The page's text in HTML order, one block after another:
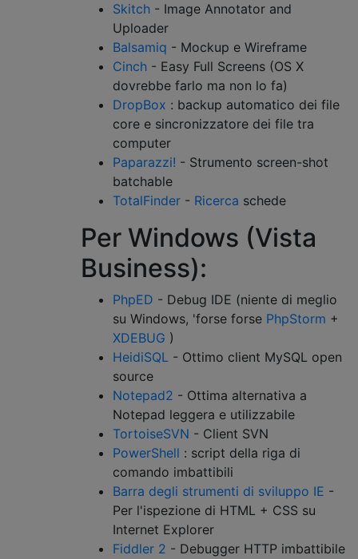
Skitch - Image Annotator and
Uploader
Balsamiq - Mockup e Wireframe
Cinch - Easy Full Screens (OS X
dovrebbe farlo ma non lo fa)
DropBox : backup automatico dei file
core e sincronizzatore dei file tra
computer
Paparazzi! - Strumento screen-shot
batchable
TotalFinder - Ricerca schede
Per Windows (Vista
Business):
PhpED - Debug IDE (niente di meglio
su Windows, 'forse forse PhpStorm +
XDEBUG )
HeidiSQL - Ottimo client MySQL open
source
Notepad2 - Ottima alternativa a
Notepad leggera e utilizzabile
TortoiseSVN - Client SVN
PowerShell : script della riga di
comando imbattibili
Barra degli strumenti di sviluppo IE -
Per l'ispezione di HTML + CSS su
Internet Explorer
Fiddler 2 - Debugger HTTP imbattibile